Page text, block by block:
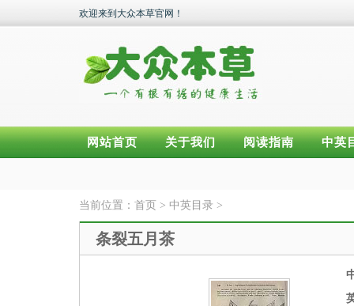
欢迎来到大众本草官网！
网站首页 关于我们 阅读指南 中英
当前位置： 首页 > 中英目录 >
条裂五月茶